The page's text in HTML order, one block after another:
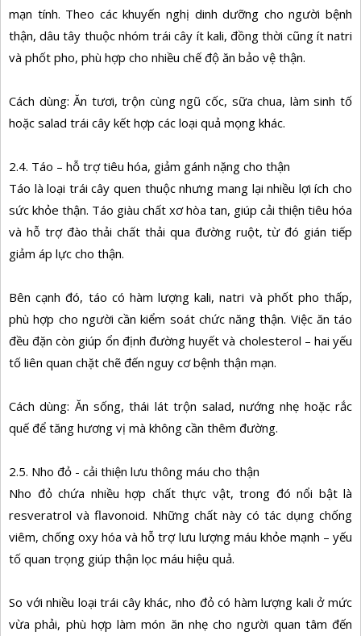
mạn tính. Theo các khuyến nghị dinh dưỡng cho người bệnh
thận, dâu tây thuộc nhóm trái cây ít kali, đồng thời cũng ít natri
và phốt pho, phù hợp cho nhiều chế độ ăn bảo vệ thận.
Cách dùng: Ăn tươi, trộn cùng ngũ cốc, sữa chua, làm sinh tố
hoặc salad trái cây kết hợp các loại quả mọng khác.
2.4. Táo – hỗ trợ tiêu hóa, giảm gánh nặng cho thận
Táo là loại trái cây quen thuộc nhưng mang lại nhiều lợi ích cho
sức khỏe thận. Táo giàu chất xơ hòa tan, giúp cải thiện tiêu hóa
và hỗ trợ đào thải chất thải qua đường ruột, từ đó gián tiếp
giảm áp lực cho thận.
Bên cạnh đó, táo có hàm lượng kali, natri và phốt pho thấp,
phù hợp cho người cần kiểm soát chức năng thận. Việc ăn táo
đều đặn còn giúp ổn định đường huyết và cholesterol – hai yếu
tố liên quan chặt chẽ đến nguy cơ bệnh thận mạn.
Cách dùng: Ăn sống, thái lát trộn salad, nướng nhẹ hoặc rắc
quế để tăng hương vị mà không cần thêm đường.
2.5. Nho đỏ - cải thiện lưu thông máu cho thận
Nho đỏ chứa nhiều hợp chất thực vật, trong đó nổi bật là
resveratrol và flavonoid. Những chất này có tác dụng chống
viêm, chống oxy hóa và hỗ trợ lưu lượng máu khỏe mạnh – yếu
tố quan trọng giúp thận lọc máu hiệu quả.
So với nhiều loại trái cây khác, nho đỏ có hàm lượng kali ở mức
vừa phải, phù hợp làm món ăn nhẹ cho người quan tâm đến